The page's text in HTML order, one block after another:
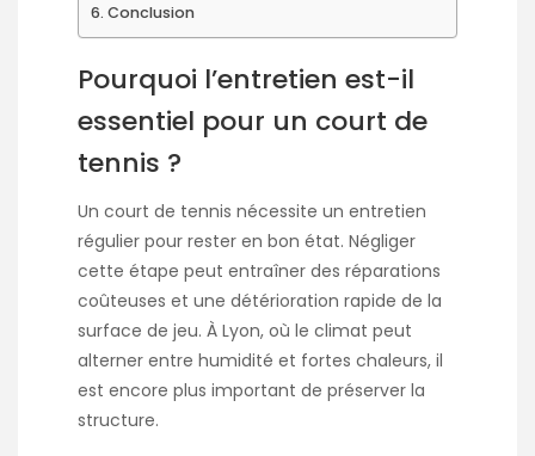
Conclusion
Pourquoi l’entretien est-il
essentiel pour un court de
tennis ?
Un court de tennis nécessite un entretien
régulier pour rester en bon état. Négliger
cette étape peut entraîner des réparations
coûteuses et une détérioration rapide de la
surface de jeu. À Lyon, où le climat peut
alterner entre humidité et fortes chaleurs, il
est encore plus important de préserver la
structure.